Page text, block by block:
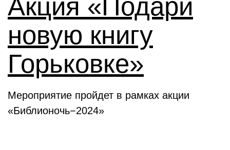
Акция «Подари
новую книгу
Горьковке»
Мероприятие пройдет в рамках акции
«Библионочь−2024»